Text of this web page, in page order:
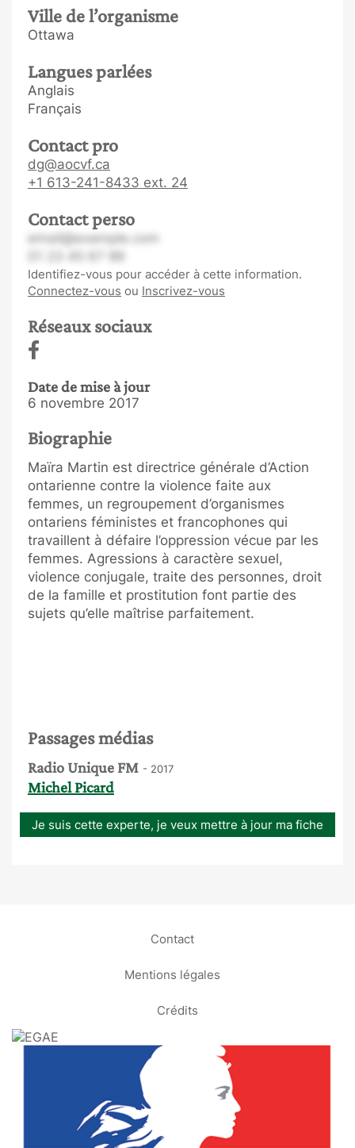
Ville de l’organisme
Ottawa
Langues parlées
Anglais
Français
Contact pro
dg@aocvf.ca
+1 613-241-8433 ext. 24
Contact perso
email@example.com
Identifiez-vous pour accéder à cette information.
Connectez-vous ou Inscrivez-vous
Réseaux sociaux
Date de mise à jour
6 novembre 2017
Biographie
Maïra Martin est directrice générale d’Action
ontarienne contre la violence faite aux
femmes, un regroupement d’organismes
ontariens féministes et francophones qui
travaillent à défaire l’oppression vécue par les
femmes. Agressions à caractère sexuel,
violence conjugale, traite des personnes, droit
de la famille et prostitution font partie des
sujets qu’elle maîtrise parfaitement.
Passages médias
Radio Unique FM - 2017
Michel Picard
Je suis cette experte, je veux mettre à jour ma fiche
Contact
Mentions légales
Crédits